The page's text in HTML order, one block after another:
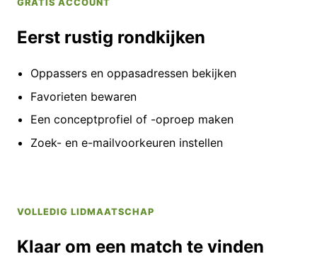
GRATIS ACCOUNT
Eerst rustig rondkijken
Oppassers en oppasadressen bekijken
Favorieten bewaren
Een conceptprofiel of -oproep maken
Zoek- en e-mailvoorkeuren instellen
VOLLEDIG LIDMAATSCHAP
Klaar om een match te vinden